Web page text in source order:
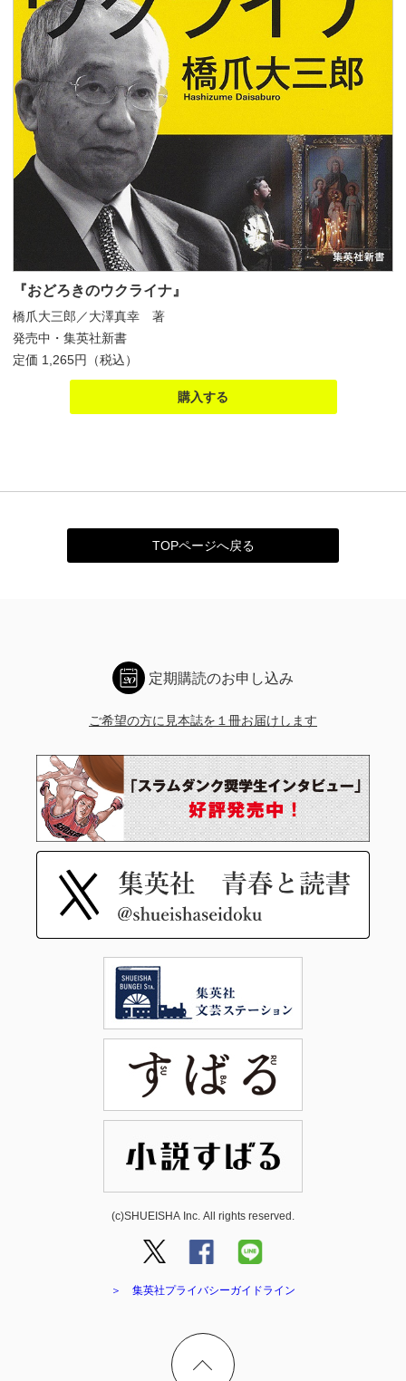
『おどろきのウクライナ』
橋爪大三郎／大澤真幸 著
発売中・集英社新書
定価 1,265円（税込）
購入する
TOPページへ戻る
定期購読のお申し込み
ご希望の方に見本誌を１冊お届けします
(c)SHUEISHA Inc. All rights reserved.
＞ 集英社プライバシーガイドライン